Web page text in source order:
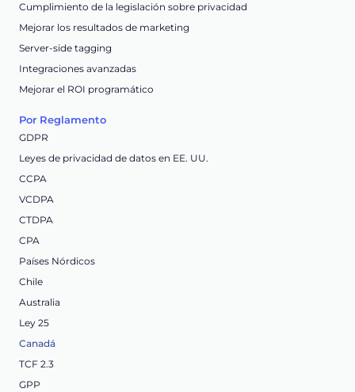
Cumplimiento de la legislación sobre privacidad
Mejorar los resultados de marketing
Server-side tagging
Integraciones avanzadas
Mejorar el ROI programático
Por Reglamento
GDPR
Leyes de privacidad de datos en EE. UU.
CCPA
VCDPA
CTDPA
CPA
Países Nórdicos
Chile
Australia
Ley 25
Canadá
TCF 2.3
GPP